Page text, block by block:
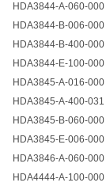
HDA3844-A-060-
HDA3844-B-006-
HDA3844-B-400-
HDA3844-E-100-
HDA3845-A-016-
HDA3845-A-400-
HDA3845-B-060-
HDA3845-E-006-
HDA3846-A-060-
HDA4444-A-100-